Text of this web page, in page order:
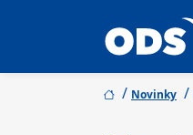
/ Novinky /